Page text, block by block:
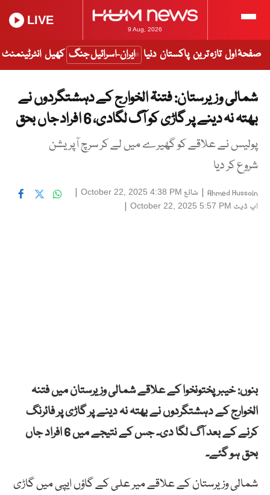
9 Aug, 2026
LIVE
صفحۂ اول تازہ ترین پاکستان دنیا ایران-اسرائیل جنگ کھیل انٹرٹینمنٹ
شمالی وزیرستان: فتنۃ الخوارج کے دہشتگردوں نے
بھتہ نہ دینے پر گاڑی کو آگ لگادی، 6 افراد جاں بحق
پولیس نے علاقے کو گھیرے میں لے کر سرچ آپریشن
شروع کر دیا
Ahmed Hussain
| شائع October 22, 2025 4:38 PM
|
اپ ڈیٹ October 22, 2025 5:57 PM
|
بنوں: خیبر پختونخوا کے علاقے شمالی وزیرستان میں فتنہ
الخوارج کے دہشتگردوں نے بھتہ نہ دینے پر گاڑی پر فائرنگ
کرنے کے بعد آگ لگا دی۔ جس کے نتیجے میں 6 افراد جاں
بحق ہو گئے۔
شمالی وزیرستان کے علاقے میر علی کے گاؤں ایپی میں گاڑی